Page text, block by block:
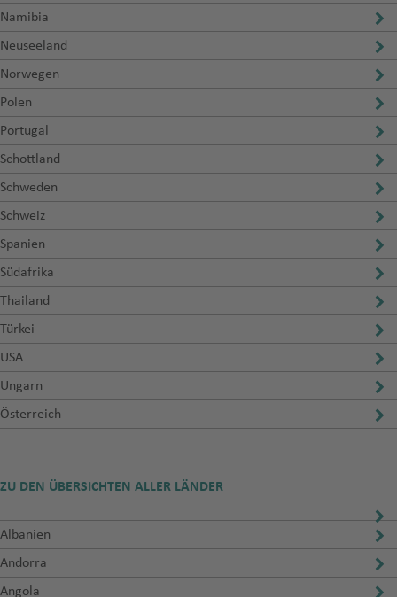
Namibia
Neuseeland
Norwegen
Polen
Portugal
Schottland
Schweden
Schweiz
Spanien
Südafrika
Thailand
Türkei
USA
Ungarn
Österreich
ZU DEN ÜBERSICHTEN ALLER LÄNDER
Albanien
Andorra
Angola